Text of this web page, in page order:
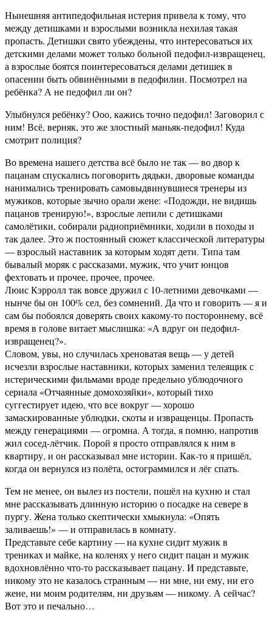
Нынешняя антипедофильная истерия привела к тому, что
между детишками и взрослыми возникла нехилая такая
пропасть. Детишки свято убеждены, что интересоваться их
детскими делами может только больной педофил-извращенец,
а взрослые боятся поинтересоваться делами детишек в
опасении быть обвинёнными в педофилии. Посмотрел на
ребёнка? А не педофил ли он?
Улыбнулся ребёнку? Ооо, кажись точно педофил! Заговорил с
ним! Всё, верняк, это же злостный маньяк-педофил! Куда
смотрит полиция?
Во времена нашего детства всё было не так — во двор к
пацанам спускались поговорить дядьки, дворовые команды
нанимались тренировать самовыдвинувшиеся тренеры из
мужиков, которые зычно орали жене: «Подожди, не видишь
пацанов тренирую!», взрослые лепили с детишками
самолётики, собирали радиоприёмники, ходили в походы и
так далее. Это ж постоянный сюжет классической литературы
— взрослый наставник за которым ходят дети. Типа там
бывалый моряк с рассказами, мужик, что учит юнцов
фехтовать и прочее, прочее, прочее.
Люис Кэрролл так вовсе дружил с 10-летними девочками —
нынче бы он 100% сел, без сомнений. Да что и говорить — я и
сам бы побоялся доверять своих какому-то постороннему, всё
время в голове витает мыслишка: «А вдруг он педофил-
извращенец?».
Словом, увы, но случилась хреноватая вещь — у детей
исчезли взрослые наставники, которых заменил телеящик с
истерическими фильмами вроде предельно ублюдочного
сериала «Отчаянные домохозяйки», который тихо
суггестирует идею, что все вокруг — хорошо
замаскированные ублюдки, скоты и извращенцы. Пропасть
между генерациями — огромна. А тогда, я помню, напротив
жил сосед-лётчик. Порой я просто отправлялся к ним в
квартиру, и он рассказывал мне истории. Как-то я пришёл,
когда он вернулся из полёта, остограммился и лёг спать.
Тем не менее, он вылез из постели, пошёл на кухню и стал
мне рассказывать длинную историю о посадке на севере в
пургу. Жена только скептически хмыкнула: «Опять
заливаешь!» — и отправилась в комнату.
Представьте себе картину — на кухне сидит мужик в
трениках и майке, на коленях у него сидит пацан и мужик
вдохновлённо что-то рассказывает пацану. И представьте,
никому это не казалось странным — ни мне, ни ему, ни его
жене, ни моим родителям, ни друзьям — никому. А сейчас?
Вот это и печально…